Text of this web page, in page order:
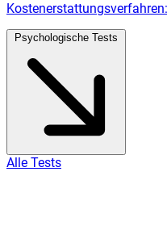
Alle Tests